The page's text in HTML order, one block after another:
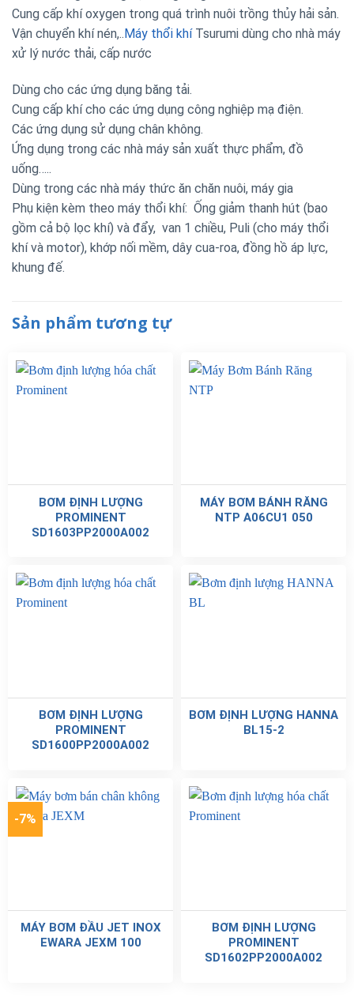
Cung cấp khí oxygen trong quá trình nuôi trồng thủy hải sản.
Vận chuyển khí nén,.. Máy thổi khíTsurumi dùng cho nhà máy
xử lý nước thải, cấp nước
Dùng cho các ứng dụng băng tải.
Cung cấp khí cho các ứng dụng công nghiệp mạ điện.
Các ứng dụng sử dụng chân không.
Ứng dụng trong các nhà máy sản xuất thực phẩm, đồ
uống…..
Dùng trong các nhà máy thức ăn chăn nuôi, máy gia
Phụ kiện kèm theo máy thổi khí: Ống giảm thanh hút (bao
gồm cả bộ lọc khí) và đẩy, van 1 chiều, Puli (cho máy thổi
khí và motor), khớp nối mềm, dây cua-roa, đồng hồ áp lực,
khung đế.
Sản phẩm tương tự
BƠM ĐỊNH LƯỢNG
PROMINENT
SD1603PP2000A002
MÁY BƠM BÁNH RĂNG
NTP A06CU1 050
BƠM ĐỊNH LƯỢNG
PROMINENT
SD1600PP2000A002
BƠM ĐỊNH LƯỢNG HANNA
BL15-2
-7%
MÁY BƠM ĐẦU JET INOX
EWARA JEXM 100
BƠM ĐỊNH LƯỢNG
PROMINENT
SD1602PP2000A002